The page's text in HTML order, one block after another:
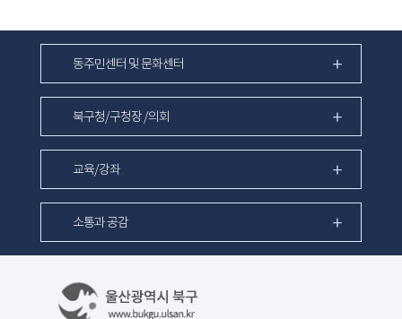
동주민센터 및 문화센터
북구청/구청장 /의회
교육/강좌
소통과 공감